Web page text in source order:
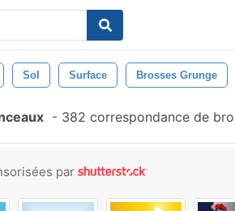
Sol Surface Brosses Grunge
- 382 correspondance de
par